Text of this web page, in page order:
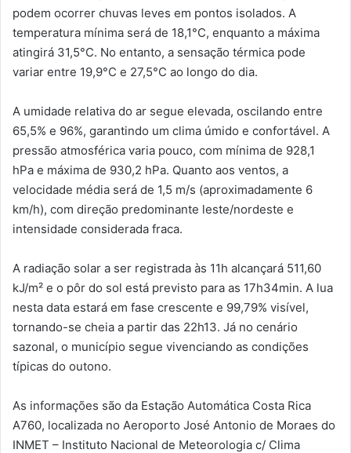
podem ocorrer chuvas leves em pontos isolados. A
temperatura mínima será de 18,1°C, enquanto a máxima
atingirá 31,5°C. No entanto, a sensação térmica pode
variar entre 19,9°C e 27,5°C ao longo do dia.
A umidade relativa do ar segue elevada, oscilando entre
65,5% e 96%, garantindo um clima úmido e confortável. A
pressão atmosférica varia pouco, com mínima de 928,1
hPa e máxima de 930,2 hPa. Quanto aos ventos, a
velocidade média será de 1,5 m/s (aproximadamente 6
km/h), com direção predominante leste/nordeste e
intensidade considerada fraca.
A radiação solar a ser registrada às 11h alcançará 511,60
kJ/m² e o pôr do sol está previsto para as 17h34min. A lua
nesta data estará em fase crescente e 99,79% visível,
tornando-se cheia a partir das 22h13. Já no cenário
sazonal, o município segue vivenciando as condições
típicas do outono.
As informações são da Estação Automática Costa Rica
A760, localizada no Aeroporto José Antonio de Moraes do
INMET – Instituto Nacional de Meteorologia c/ Clima